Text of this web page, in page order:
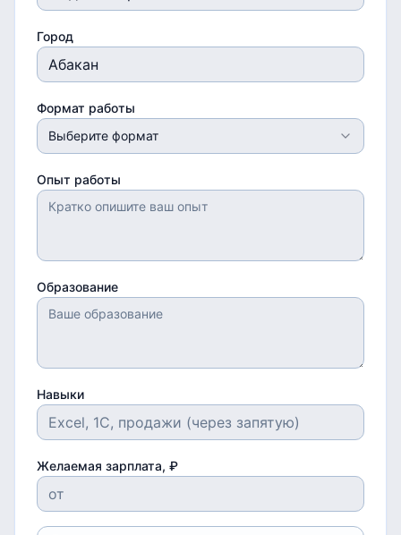
Город
Формат работы
Выберите формат
Опыт работы
Образование
Навыки
Желаемая зарплата, ₽